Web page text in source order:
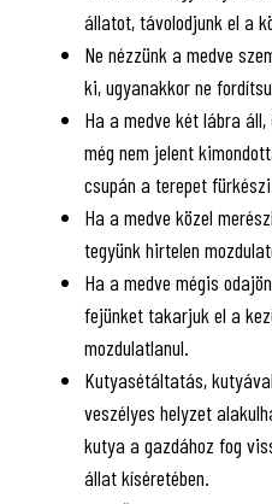
állatot, távolodjunk el a
Ne nézzünk a medve
ki, ugyanakkor ne
Ha a medve két lábra
még nem jelent
csupán a terepet
Ha a medve közel
tegyünk hirtelen
Ha a medve mégis
fejünket takarjuk el a
mozdulatlanul.
Kutyasétáltatás,
veszélyes helyzet
kutya a gazdához fog
állat kíséretében.